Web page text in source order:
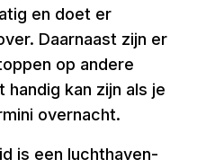
en doet er
Daarnaast zijn er
op andere
kan zijn als je
overnacht.
is een luchthaven­